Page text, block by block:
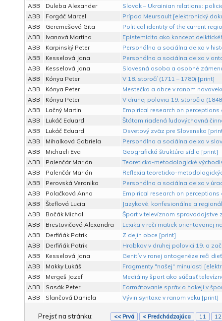
ABB
Duleba Alexander
Slovak – Ukrainian relations:
ABB
Forgáč Marcel
Prípad Meursault [elektronický
ABB
Geremešová Gita
Political identity of the current
ABB
Ivanová Martina
Epistemicita ako koncept
ABB
Karpinský Peter
Personálna a sociálna deixa v
ABB
Kesselová Jana
Personálna a sociálna deixa v
ABB
Kesselová Jana
Slovesná osoba a osobné
ABB
Kónya Peter
V 18. storočí (1711 – 1780) [print]
ABB
Kónya Peter
Mestečko a obce v ranom
ABB
Kónya Peter
V druhej polovici 19. storočia
ABB
Lačný Martin
Empirical research on
ABB
Lukáč Eduard
Štátom riadená ľudovýchovná
ABB
Lukáč Eduard
Osvetový zväz pre Slovensko
ABB
Mihalková Gabriela
Personálna a sociálna deixa v
ABB
Michaeli Eva
Geografická štruktúra sídla [print]
ABB
Palenčár Marián
Teoreticko-metodologické
ABB
Palenčár Marián
Reflexia teoreticko-
ABB
Perovská Veronika
Personálna a sociálna deixa v
ABB
Polačková Anna
Empirical research on
ABB
Šteflová Lucia
Jazykové, konfesionálne a
ABB
Bočák Michal
Šport v televíznom spravodajstve
ABB
Brestovičová Alexandra
Lexika v reči matiek orientovanej
ABB
Derfiňák Patrik
Z dejín obce [print]
ABB
Derfiňák Patrik
Hrabkov v druhej polovici 19. a
ABB
Kesselová Jana
Genitív v ranej ontogenéze reči
ABB
Makky Lukáš
Fragmenty "našej" minulosti
ABB
Mergeš Jozef
Mediálny šport ako súčasť
ABB
Sasák Peter
Formátovanie správ o hokeji v
ABB
Slančová Daniela Vývin syntaxe v ranom veku [print]
Prejsť na stránku: << Prvá < Predchádzajúca 11 12